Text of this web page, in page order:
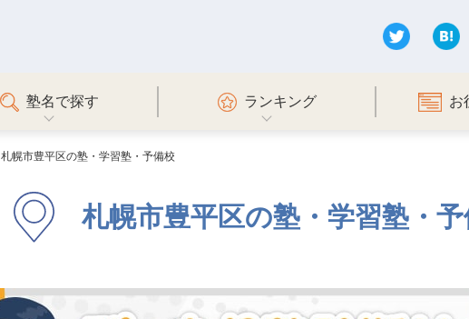
塾名で探す ランキング お
札幌市豊平区の塾・学習塾・予備校
札幌市豊平区の塾・学習塾・